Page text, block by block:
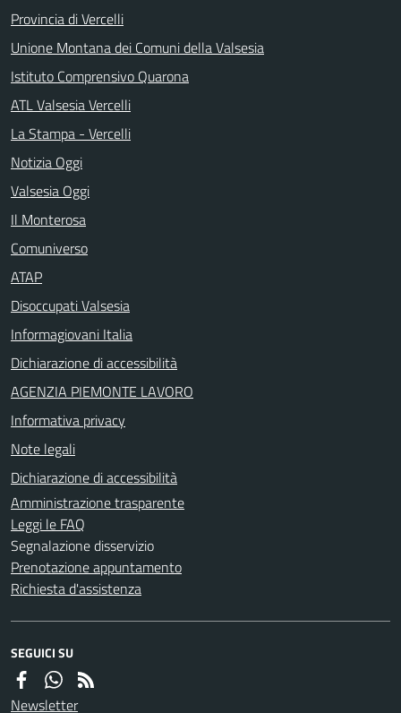
Provincia di Vercelli
Unione Montana dei Comuni della Valsesia
Istituto Comprensivo Quarona
ATL Valsesia Vercelli
La Stampa - Vercelli
Notizia Oggi
Valsesia Oggi
Il Monterosa
Comuniverso
ATAP
Disoccupati Valsesia
Informagiovani Italia
Dichiarazione di accessibilità
AGENZIA PIEMONTE LAVORO
Informativa privacy
Note legali
Dichiarazione di accessibilità
Amministrazione trasparente
Leggi le FAQ
Segnalazione disservizio
Prenotazione appuntamento
Richiesta d'assistenza
SEGUICI SU
Newsletter